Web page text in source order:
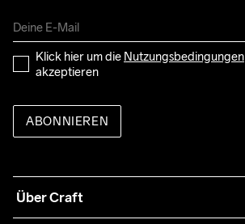
Klick hier um die Nutzungsbedingungen
akzeptieren
ABONNIEREN
Über Craft